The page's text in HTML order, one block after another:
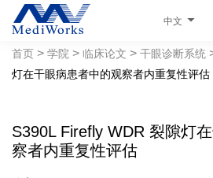
中文
首页 > 学院 > 临床论文 > 干眼诊断系统
灯在干眼病患者中的观察者内重复性评估
S390L Firefly WDR 裂隙灯
察者内重复性评估